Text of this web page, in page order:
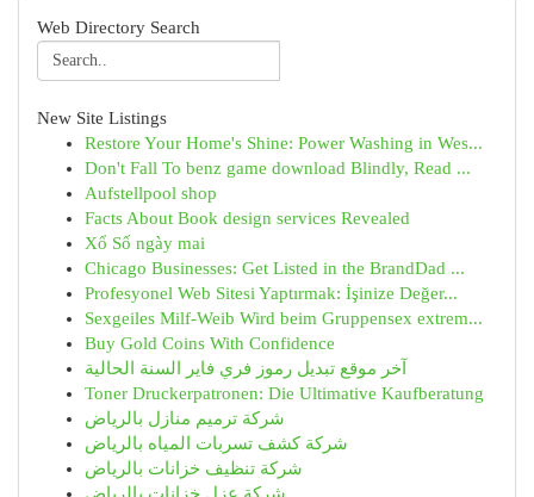
Web Directory Search
New Site Listings
Restore Your Home's Shine: Power Washing in Wes...
Don't Fall To benz game download Blindly, Read ...
Aufstellpool shop
Facts About Book design services Revealed
Xổ Số ngày mai
Chicago Businesses: Get Listed in the BrandDad ...
Profesyonel Web Sitesi Yaptırmak: İşinize Değer...
Sexgeiles Milf-Weib Wird beim Gruppensex extrem...
Buy Gold Coins With Confidence
آخر موقع تبديل رموز فري فاير السنة الحالية
Toner Druckerpatronen: Die Ultimative Kaufberatung
شركة ترميم منازل بالرياض
شركة كشف تسربات المياه بالرياض
شركة تنظيف خزانات بالرياض